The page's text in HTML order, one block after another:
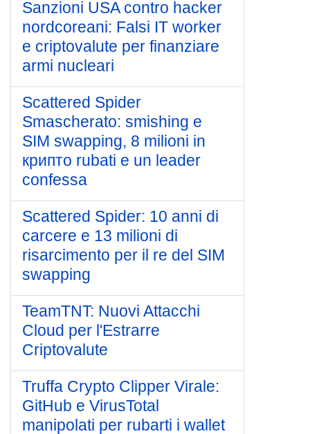
Sanzioni USA contro hacker
nordcoreani: Falsi IT worker
e criptovalute per finanziare
armi nucleari
Scattered Spider
Smascherato: smishing e
SIM swapping, 8 milioni in
крипто rubati e un leader
confessa
Scattered Spider: 10 anni di
carcere e 13 milioni di
risarcimento per il re del SIM
swapping
TeamTNT: Nuovi Attacchi
Cloud per l'Estrarre
Criptovalute
Truffa Crypto Clipper Virale:
GitHub e VirusTotal
manipolati per rubarti i wallet